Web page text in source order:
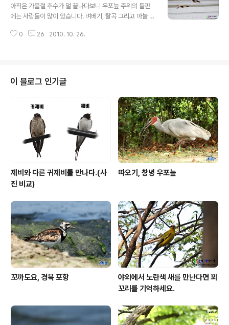
부리가 와있습니다. 자세히 보지 않으면 그냥 오리로 알겠
더군요. ㅎㅎㅎ 위 사진들은 캐논 카메라 500d와 망원렌
새이야기 였습니다. 오늘도 즐거운 하루되세요. 기분 좋은
아직은 가을철 추수가 덜 끝나다보니 우포늪 주위의 들판
에는 사람들이 많이 있습니다. 벼베기, 탈곡 그리고 마늘 심
활동을 하지 못하는 것 같습니다. 그래서 큰기러기들은 요
데 사진 촬영은 하지 못했습니다. 짧은 시간에 반대편 방향
으로 날아가 버렸기 때문입니다. 나머지 한번의 활공 장면
을 사진으로 담았기에 소개해드립니다. 물론 연사모드로
촬영한 것입니다. 창녕읍 방향에서 우포늪으로 들어오는
모습입니다. 이제 우포늪이 배경으로 들어왔습니다. 큰 새
들의 비행은 정말 우아합니다. 선회를 합니다. 친..
0 26 2010. 10. 26.
이 블로그 인기글
제비와 다른 귀제비를 만나다.(사
진 비교)
따오기, 창녕 우포늪
꼬까도요, 경북 포항
야외에서 노란색 새를 만난다면 꾀
꼬리를 기억하세요.